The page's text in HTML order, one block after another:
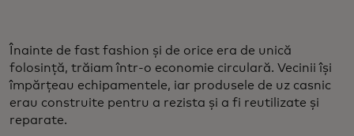
Înainte de fast fashion și de orice era de unică
folosință, trăiam într-o economie circulară. Vecinii își
împărțeau echipamentele, iar produsele de uz casnic
erau construite pentru a rezista și a fi reutilizate și
reparate.